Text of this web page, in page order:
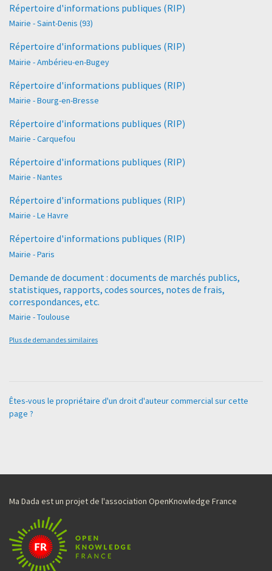
Répertoire d'informations publiques (RIP)
Mairie - Saint-Denis (93)
Répertoire d'informations publiques (RIP)
Mairie - Ambérieu-en-Bugey
Répertoire d'informations publiques (RIP)
Mairie - Bourg-en-Bresse
Répertoire d'informations publiques (RIP)
Mairie - Carquefou
Répertoire d'informations publiques (RIP)
Mairie - Nantes
Répertoire d'informations publiques (RIP)
Mairie - Le Havre
Répertoire d'informations publiques (RIP)
Mairie - Paris
Demande de document : documents de marchés publics,
statistiques, rapports, codes sources, notes de frais,
correspondances, etc.
Mairie - Toulouse
Plus de demandes similaires
Êtes-vous le propriétaire d'un droit d'auteur commercial sur cette
page ?
Ma Dada est un projet de l'association OpenKnowledge France